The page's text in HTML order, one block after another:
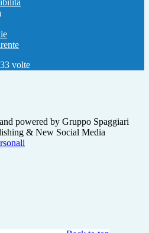
volte
powered by Gruppo Spaggiari
& New Social Media